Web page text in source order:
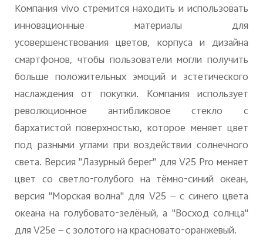
Компания vivo стремится находить и использовать
инновационные материалы для
усовершенствования цветов, корпуса и дизайна
смартфонов, чтобы пользователи могли получить
больше положительных эмоций и эстетического
наслаждения от покупки. Компания использует
революционное антибликовое стекло с
бархатистой поверхностью, которое меняет цвет
под разными углами при воздействии солнечного
света. Версия "Лазурный берег" для V25 Pro меняет
цвет со светло-голубого на тёмно-синий океан,
версия "Морская волна" для V25 — с синего цвета
океана на голубовато-зелёный, а "Восход солнца"
для V25e — с золотого на красновато-оранжевый.